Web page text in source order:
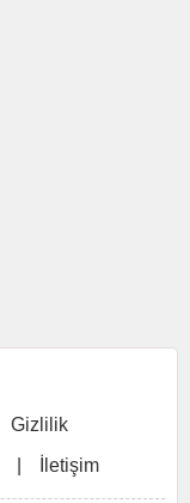
Gizlilik
İletişim